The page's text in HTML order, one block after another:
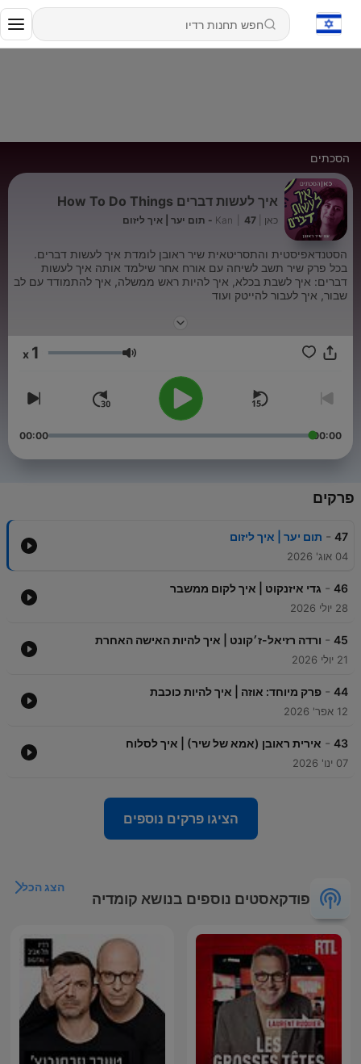
הסכתים
איך לעשות דברים How To Do Things
כאן | Kan 47 - תום יער | איך ליזום
הסטנדאפיסטית והתסריטאית שיר ראובן לומדת איך לעשות דברים.
בכל פרק שיר תשב לשיחה עם אורח אחר שילמד אותה איך לעשות
דברים: איך לשבת בכלא, איך להיות ראש ממשלה, איך להתמודד עם לב
שבור, איך לעבור להייטק ועוד
עוצמת שמע 1
00:00
00:00
פרקים
47
- תום יער | איך ליזום
04 אוג' 2026
46
- גדי איזנקוט | איך לקום ממשבר
28 יולי 2026
45
- ורדה רזיאל-ז׳קונט | איך להיות האישה האחרת
21 יולי 2026
44
- פרק מיוחד: אוזה | איך להיות כוכבת
12 אפר' 2026
43
- אירית ראובן (אמא של שיר) | איך לסלוח
07 ינו' 2026
הציגו פרקים נוספים
פודקאסטים נוספים בנושא קומדיה
הצג הכל